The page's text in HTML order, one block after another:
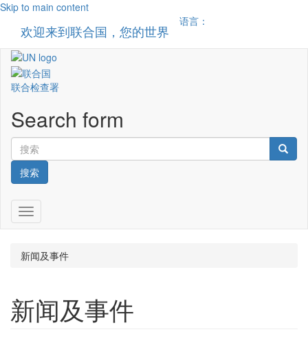
Skip to main content
欢迎来到联合国，您的世界
语言：
联合检查署
Search form
搜索
Toggle navigation
新闻及事件
新闻及事件